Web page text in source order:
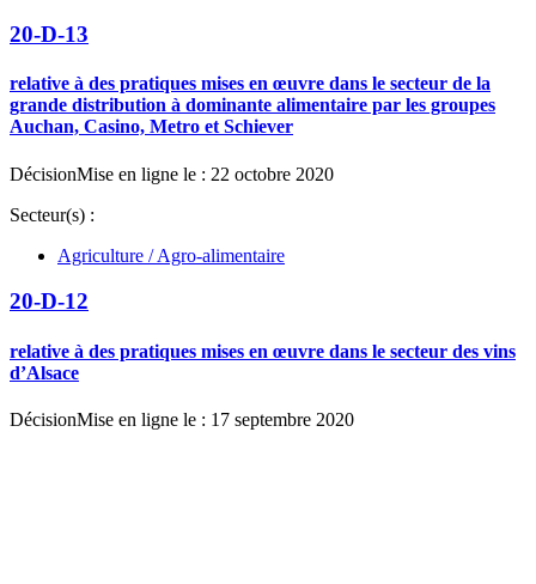
20-D-13
relative à des pratiques mises en œuvre dans le secteur de la
grande distribution à dominante alimentaire par les groupes
Auchan, Casino, Metro et Schiever
DécisionMise en ligne le : 22 octobre 2020
Secteur(s) :
Agriculture / Agro-alimentaire
20-D-12
relative à des pratiques mises en œuvre dans le secteur des vins
d’Alsace
DécisionMise en ligne le : 17 septembre 2020